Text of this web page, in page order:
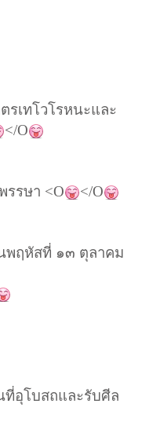
เทโวโรหนะและ
</O
รรษา <O </O
ฤหัสที่ ๑๓ ตุลาคม
ที่อุโบสถและรับศีล